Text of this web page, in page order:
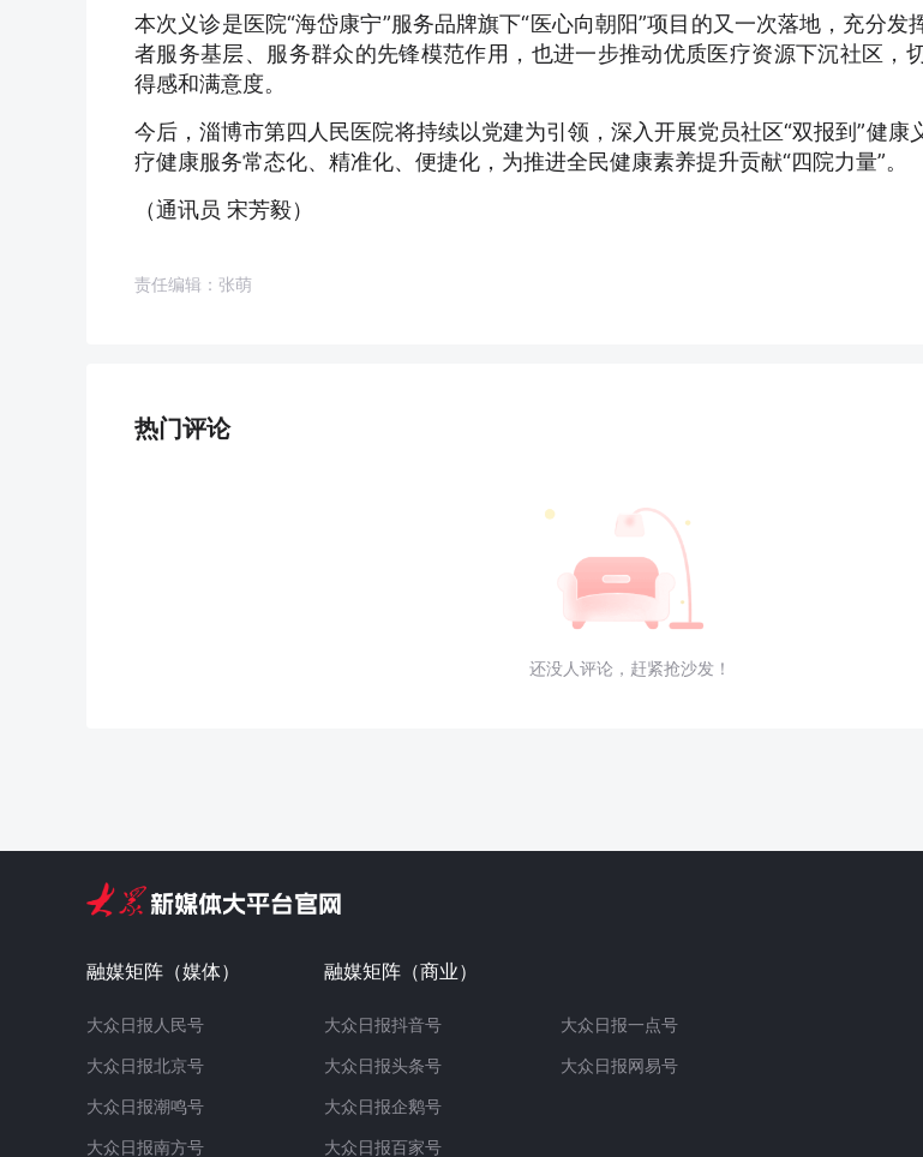
本次义诊是医院“海岱康宁”服务品牌旗下“医心向朝阳”项目的又一次落地，充分发
者服务基层、服务群众的先锋模范作用，也进一步推动优质医疗资源下沉社区，
得感和满意度。
今后，淄博市第四人民医院将持续以党建为引领，深入开展党员社区“双报到”健康
疗健康服务常态化、精准化、便捷化，为推进全民健康素养提升贡献“四院力量”。
（通讯员 宋芳毅）
责任编辑：张萌
热门评论
还没人评论，赶紧抢沙发！
融媒矩阵（媒体）
大众日报人民号
大众日报北京号
大众日报潮鸣号
大众日报南方号
融媒矩阵（商业）
大众日报抖音号
大众日报头条号
大众日报企鹅号
大众日报百家号
大众日报一点号
大众日报网易号